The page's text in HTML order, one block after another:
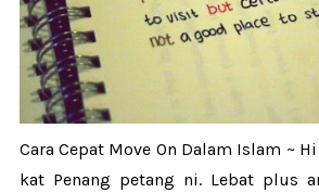
Cara Cepat Move On Dalam Islam ~
kat Penang petang ni. Lebat plus